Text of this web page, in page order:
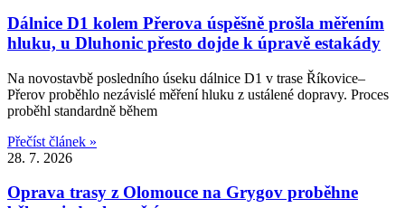
Dálnice D1 kolem Přerova úspěšně prošla měřením
hluku, u Dluhonic přesto dojde k úpravě estakády
Na novostavbě posledního úseku dálnice D1 v trase Říkovice–
Přerov proběhlo nezávislé měření hluku z ustálené dopravy. Proces
proběhl standardně během
Přečíst článek »
28. 7. 2026
Oprava trasy z Olomouce na Grygov proběhne